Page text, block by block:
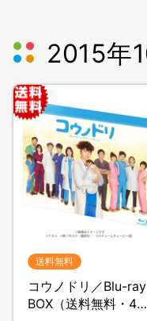
2015年
送料無料
コウノドリ／Blu-ray
BOX（送料無料・4枚